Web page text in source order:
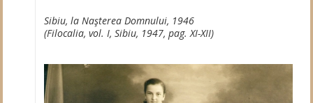
Sibiu, la Naşterea Domnului, 1946
(Filocalia, vol. I, Sibiu, 1947, pag. XI-XII)